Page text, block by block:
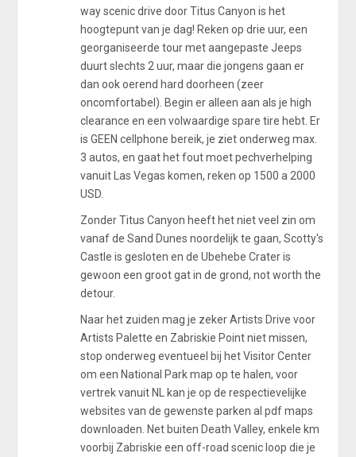
way scenic drive door Titus Canyon is het
hoogtepunt van je dag! Reken op drie uur, een
georganiseerde tour met aangepaste Jeeps
duurt slechts 2 uur, maar die jongens gaan er
dan ook oerend hard doorheen (zeer
oncomfortabel). Begin er alleen aan als je high
clearance en een volwaardige spare tire hebt. Er
is GEEN cellphone bereik, je ziet onderweg max.
3 autos, en gaat het fout moet pechverhelping
vanuit Las Vegas komen, reken op 1500 a 2000
USD.
Zonder Titus Canyon heeft het niet veel zin om
vanaf de Sand Dunes noordelijk te gaan, Scotty's
Castle is gesloten en de Ubehebe Crater is
gewoon een groot gat in de grond, not worth the
detour.
Naar het zuiden mag je zeker Artists Drive voor
Artists Palette en Zabriskie Point niet missen,
stop onderweg eventueel bij het Visitor Center
om een National Park map op te halen, voor
vertrek vanuit NL kan je op de respectievelijke
websites van de gewenste parken al pdf maps
downloaden. Net buiten Death Valley, enkele km
voorbij Zabriskie een off-road scenic loop die je